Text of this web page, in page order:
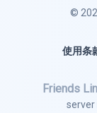
©
使用条
Friends
server